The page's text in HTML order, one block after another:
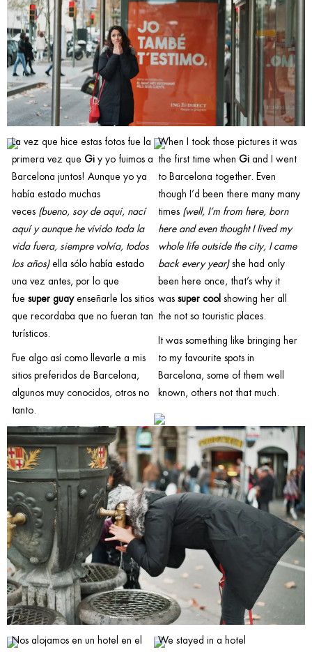
La vez que hice estas fotos fue la
primera vez que Gi y yo fuimos a
Barcelona juntos! Aunque yo ya
había estado muchas
veces (bueno, soy de aquí, nací
aquí y aunque he vivido toda la
vida fuera, siempre volvía, todos
los años) ella sólo había estado
una vez antes, por lo que
fue super guay enseñarle los sitios
que recordaba que no fueran tan
turísticos.
Fue algo así como llevarle a mis
sitios preferidos de Barcelona,
algunos muy conocidos, otros no
tanto.
When I took those pictures it was
the first time whenGiand I went
to Barcelona together. Even
though I’d been there many many
times (well, I’m from here, born
here and even thought I lived my
whole life outside the city, I came
back every year)she had only
been here once, that’s why it
wassuper coolshowing her all
the not so touristic places.
It was something like bringing her
to my favourite spots in
Barcelona, some of them well
known, others not that much.
Nos alojamos en un hotel en el We stayed in a hotel